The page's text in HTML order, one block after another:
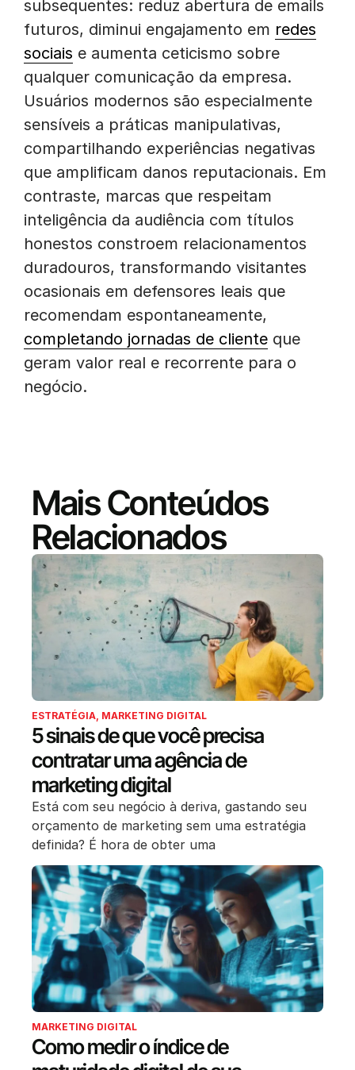
subsequentes: reduz abertura de emails
futuros, diminui engajamento em redes
sociais e aumenta ceticismo sobre
qualquer comunicação da empresa.
Usuários modernos são especialmente
sensíveis a práticas manipulativas,
compartilhando experiências negativas
que amplificam danos reputacionais. Em
contraste, marcas que respeitam
inteligência da audiência com títulos
honestos constroem relacionamentos
duradouros, transformando visitantes
ocasionais em defensores leais que
recomendam espontaneamente,
completando jornadas de cliente que
geram valor real e recorrente para o
negócio.
Mais Conteúdos
Relacionados
ESTRATÉGIA, MARKETING DIGITAL
5 sinais de que você precisa
contratar uma agência de
marketing digital
Está com seu negócio à deriva, gastando seu
orçamento de marketing sem uma estratégia
definida? É hora de obter uma
MARKETING DIGITAL
Como medir o índice de